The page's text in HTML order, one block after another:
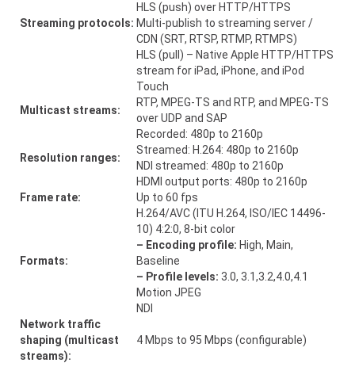
Streaming protocols:
HLS (push) over HTTP/HTTPS
Multi-publish to streaming server /
CDN (SRT, RTSP, RTMP, RTMPS)
HLS (pull) – Native Apple HTTP/HTTPS
stream for iPad, iPhone, and iPod
Touch
Multicast streams:
RTP, MPEG-TS and RTP, and MPEG-TS
over UDP and SAP
Resolution ranges:
Recorded: 480p to 2160p
Streamed: H.264: 480p to 2160p
NDI streamed: 480p to 2160p
HDMI output ports: 480p to 2160p
Frame rate:
Up to 60 fps
Formats:
H.264/AVC (ITU H.264, ISO/IEC 14496-
10) 4:2:0, 8-bit color
– Encoding profile: High, Main,
Baseline
– Profile levels: 3.0, 3.1,3.2,4.0,4.1
Motion JPEG
NDI
Network traffic
shaping (multicast
streams):
4 Mbps to 95 Mbps (configurable)